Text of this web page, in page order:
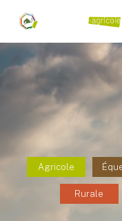
Agricole
Rurale